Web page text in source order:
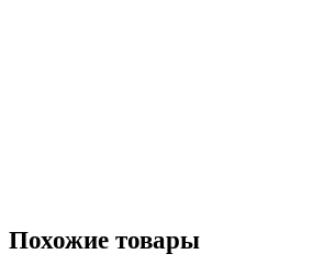
Похожие товары